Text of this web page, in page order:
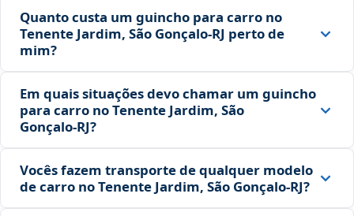
Quanto custa um guincho para carro no
Tenente Jardim, São Gonçalo‑RJ perto de
mim?
Em quais situações devo chamar um guincho
para carro no Tenente Jardim, São
Gonçalo‑RJ?
Vocês fazem transporte de qualquer modelo
de carro no Tenente Jardim, São Gonçalo‑RJ?